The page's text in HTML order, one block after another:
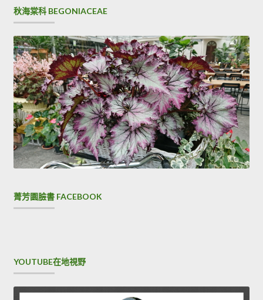
秋海棠科 BEGONIACEAE
菁芳園臉書 FACEBOOK
YOUTUBE在地視野